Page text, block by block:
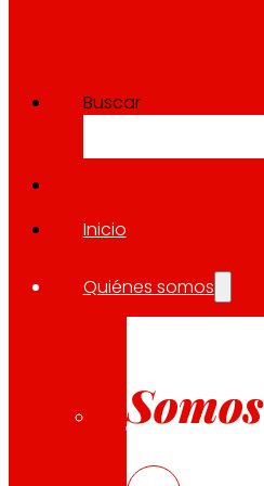
Buscar
Inicio
Quiénes somos
Somos